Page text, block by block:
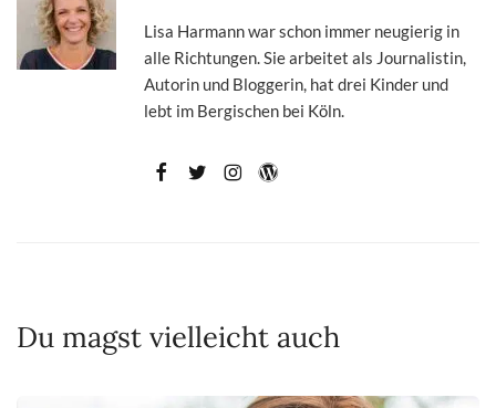
Lisa Harmann war schon immer neugierig in
alle Richtungen. Sie arbeitet als Journalistin,
Autorin und Bloggerin, hat drei Kinder und
lebt im Bergischen bei Köln.
Du magst vielleicht auch